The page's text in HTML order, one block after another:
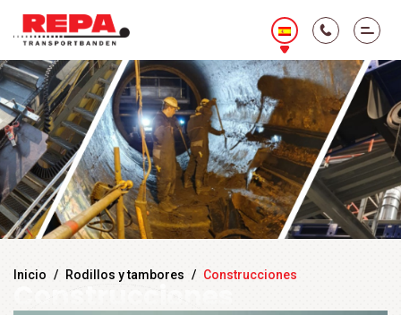
Inicio / Rodillos y tambores / Construcciones
Construcciones